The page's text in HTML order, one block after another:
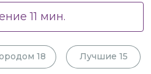
11 мин.
18 Лучшие 15